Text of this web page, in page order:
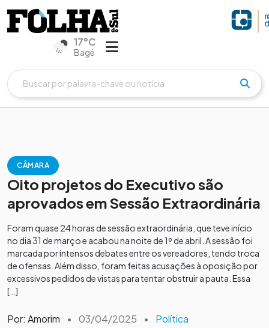
17°C
Bagé
CÂMARA
Oito projetos do Executivo são
aprovados em Sessão Extraordinária
​Foram quase 24 horas de sessão extraordinária, que teve início
no dia 31 de março e acabou na noite de 1º de abril. A sessão foi
marcada por intensos debates entre os vereadores, tendo troca
de ofensas. Além disso, foram feitas acusações à oposição por
excessivos pedidos de vistas para tentar obstruir a pauta. Essa
[…]
Por: Amorim • 03/04/2025 • Política